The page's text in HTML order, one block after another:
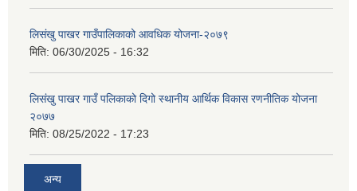
लिसंखु पाखर गाउँपालिकाको आवधिक योजना-२०७९
मिति: 06/30/2025 - 16:32
लिसंखु पाखर गाउँ पलिकाको दिगो स्थानीय आर्थिक विकास रणनीतिक योजना
२०७७
मिति: 08/25/2022 - 17:23
अन्य